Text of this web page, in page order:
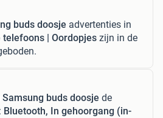
buds doosje advertenties in
telefoons | Oordopjes zijn in de
Samsung buds doosje de
Bluetooth, In gehoorgang (in-